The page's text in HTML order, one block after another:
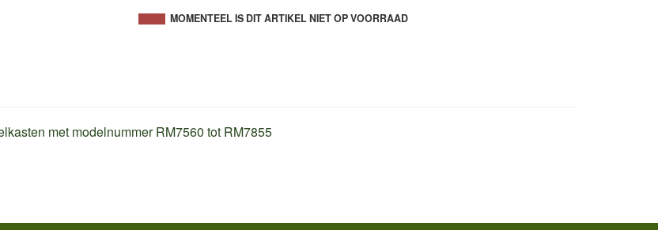
MOMENTEEL IS DIT ARTIKEL NIET OP VOORRAAD
met modelnummer RM7560 tot RM7855